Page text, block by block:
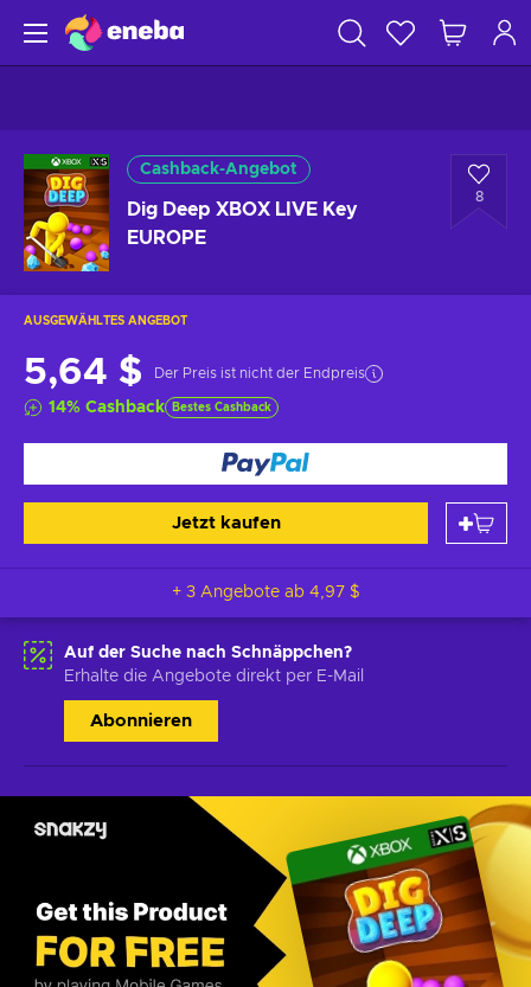
Cashback-Angebot
Dig Deep XBOX LIVE Key
EUROPE
8
AUSGEWÄHLTES ANGEBOT
5,64 $ Der Preis ist nicht der Endpreis
14% Cashback Bestes Cashback
Jetzt kaufen
+ 3 Angebote ab 4,97 $
Auf der Suche nach Schnäppchen?
Erhalte die Angebote direkt per E-Mail
Abonnieren